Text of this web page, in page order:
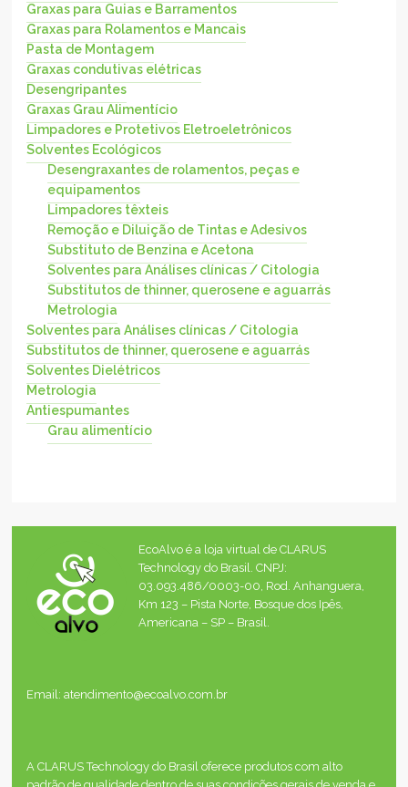
Graxas para Guias e Barramentos
Graxas para Rolamentos e Mancais
Pasta de Montagem
Graxas condutivas elétricas
Desengripantes
Graxas Grau Alimentício
Limpadores e Protetivos Eletroeletrônicos
Solventes Ecológicos
Desengraxantes de rolamentos, peças e
equipamentos
Limpadores têxteis
Remoção e Diluição de Tintas e Adesivos
Substituto de Benzina e Acetona
Solventes para Análises clínicas / Citologia
Substitutos de thinner, querosene e aguarrás
Metrologia
Solventes para Análises clínicas / Citologia
Substitutos de thinner, querosene e aguarrás
Solventes Dielétricos
Metrologia
Antiespumantes
Grau alimentício
EcoAlvo é a loja virtual de CLARUS
Technology do Brasil. CNPJ:
03.093.486/0003-00, Rod. Anhanguera,
Km 123 – Pista Norte, Bosque dos Ipês,
Americana – SP – Brasil.
Email: atendimento@ecoalvo.com.br
A CLARUS Technology do Brasil oferece produtos com alto